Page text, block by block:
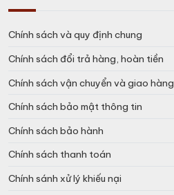
Chính sách và quy định chung
Chính sách đổi trả hàng, hoàn tiền
Chính sách vận chuyển và giao hàng
Chính sách bảo mật thông tin
Chính sách bảo hành
Chính sách thanh toán
Chính sánh xử lý khiếu nại